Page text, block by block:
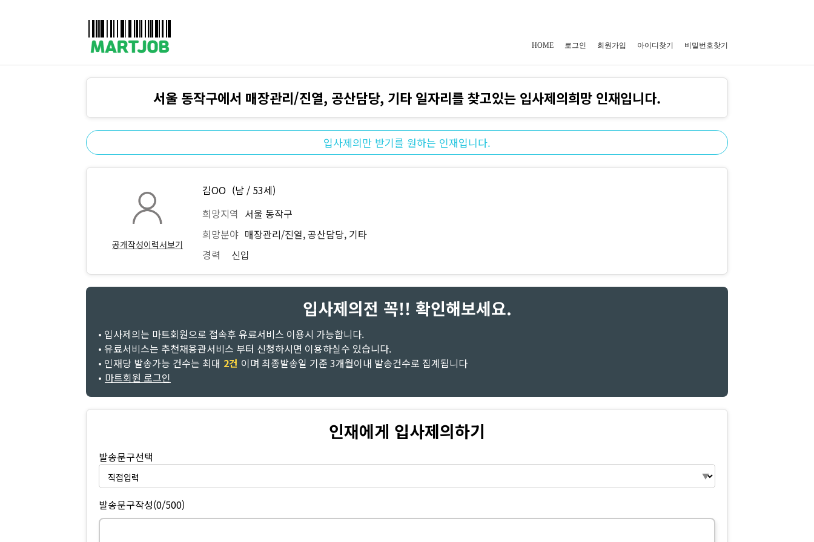
유통매장전용 임대·매매정보
식자재가격정보
농산/야채청과직원채용정보
HOME 로그인 회원가입 아이디찾기 비밀번호찾기
서울 동작구에서 매장관리/진열, 공산담당, 기타 일자리를 찾고있는 입사제의희망 인재입니다.
입사제의만 받기를 원하는 인재입니다.
공개작성이력서보기
김OO (남 / 53세)
희망지역 서울 동작구
희망분야 매장관리/진열, 공산담당, 기타
경력
신입
입사제의전 꼭!! 확인해보세요.
• 입사제의는 마트회원으로 접속후 유료서비스 이용시 가능합니다.
• 유료서비스는 추천채용관서비스 부터 신청하시면 이용하실수 있습니다.
• 인재당 발송가능 건수는 최대 2건 이며 최종발송일 기준 3개월이내 발송건수로 집계됩니다
• 마트회원 로그인
인재에게 입사제의하기
발송문구선택
발송문구작성(0/500)